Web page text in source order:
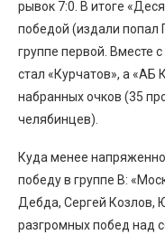
рывок 7:0. В итоге
победой (издали попал
группе первой. Вместе
стал «Курчатов», а «АБ
набранных очков (35
челябинцев).
Куда менее
победу в группе В:
Дебда, Сергей Козлов,
разгромных побед над